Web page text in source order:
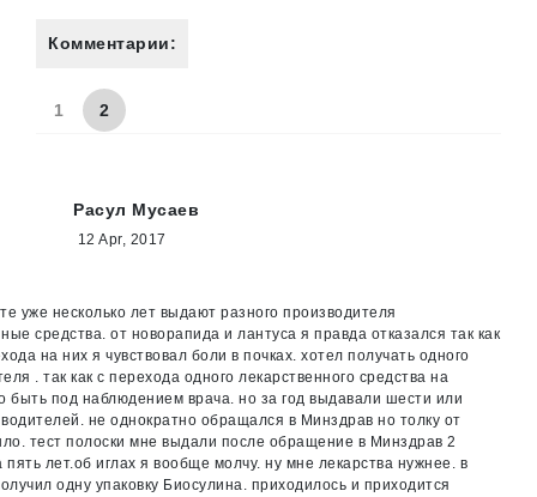
Комментарии:
1 2
Расул Мусаев
12 Apr, 2017
уже несколько лет выдают разного производителя
средства. от новорапида и лантуса я правда отказался так как
на них я чувствовал боли в почках. хотел получать одного
. так как с перехода одного лекарственного средства на
быть под наблюдением врача. но за год выдавали шести или
не однократно обращался в Минздрав но толку от
тест полоски мне выдали после обращение в Минздрав 2
пять лет.об иглах я вообще молчу. ну мне лекарства нужнее. в
одну упаковку Биосулина. приходилось и приходится